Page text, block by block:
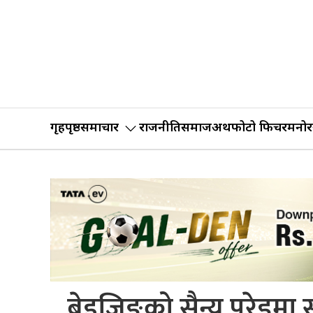
गृहपृष्ठसमाचार राजनीतिसमाजअर्थफोटो फिचर